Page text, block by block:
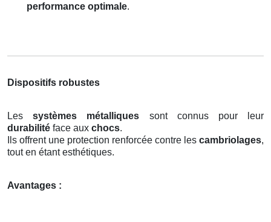
performance optimale.
Dispositifs robustes
Lessystèmes métalliques sont connus pour leur
durabilité face aux chocs.
Ils offrent une protection renforcée contre les cambriolages,
tout en étant esthétiques.
Avantages :